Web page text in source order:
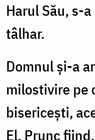
Harul Său, s-
tâlhar.
Domnul şi-a
milostivire pe
bisericeşti,
El, Prunc